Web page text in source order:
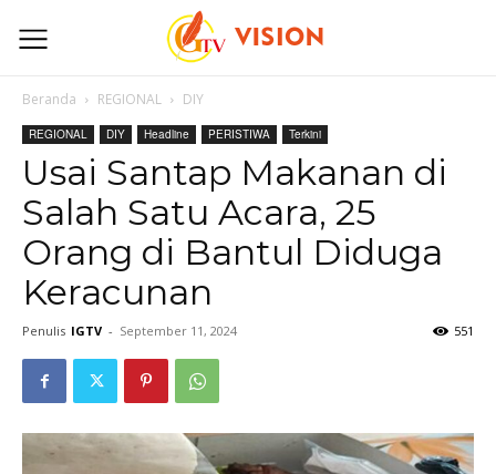
Beranda REGIONAL DIY
REGIONAL DIY Headline PERISTIWA Terkini
Usai Santap Makanan di
Salah Satu Acara, 25
Orang di Bantul Diduga
Keracunan
Penulis IGTV - September 11, 2024 551